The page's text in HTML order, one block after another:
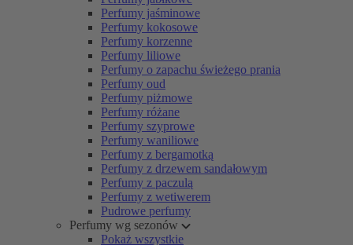
Perfumy jaśminowe
Perfumy kokosowe
Perfumy korzenne
Perfumy liliowe
Perfumy o zapachu świeżego prania
Perfumy oud
Perfumy piżmowe
Perfumy różane
Perfumy szyprowe
Perfumy waniliowe
Perfumy z bergamotką
Perfumy z drzewem sandałowym
Perfumy z paczulą
Perfumy z wetiwerem
Pudrowe perfumy
Perfumy wg sezonów
Pokaż wszystkie